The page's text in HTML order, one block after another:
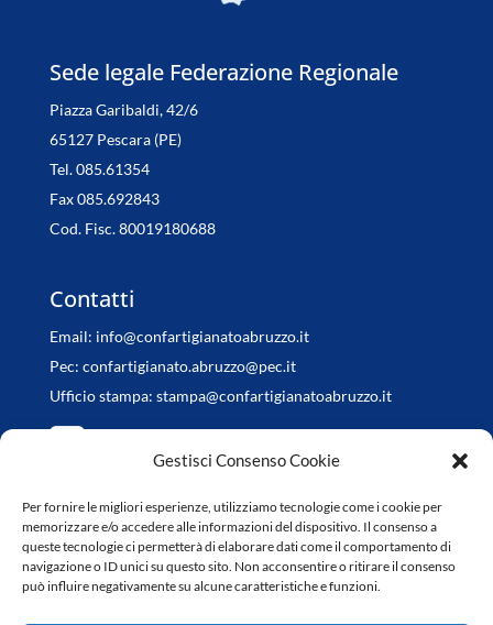
Gestisci Consenso Cookie
Per fornire le migliori esperienze, utilizziamo tecnologie come i cookie per
memorizzare e/o accedere alle informazioni del dispositivo. Il consenso a
queste tecnologie ci permetterà di elaborare dati come il comportamento di
navigazione o ID unici su questo sito. Non acconsentire o ritirare il consenso
può influire negativamente su alcune caratteristiche e funzioni.
Sede legale Federazione Regionale
Piazza Garibaldi, 42/6
65127 Pescara (PE)
Tel. 085.61354
Fax 085.692843
Cod. Fisc. 80019180688
Contatti
Email: info@confartigianatoabruzzo.it
Pec: confartigianato.abruzzo@pec.it
Ufficio stampa: stampa@confartigianatoabruzzo.it
Orari di apertura
da Lunedì a Venerdì
8.30-13.00 / 14.30-18.00